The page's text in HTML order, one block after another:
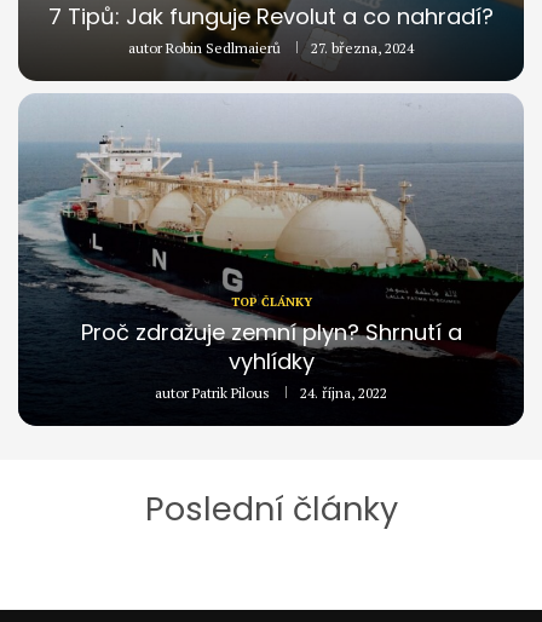
7 Tipů: Jak funguje Revolut a co nahradí?
autorRobin Sedlmaierů 27. března, 2024
TOP ČLÁNKY
Proč zdražuje zemní plyn? Shrnutí a
vyhlídky
autorPatrik Pilous 24. října, 2022
Poslední články